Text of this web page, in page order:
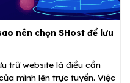
nên chọn SHost để lưu
trữ website là điều cần
mình lên trực tuyến. Việc